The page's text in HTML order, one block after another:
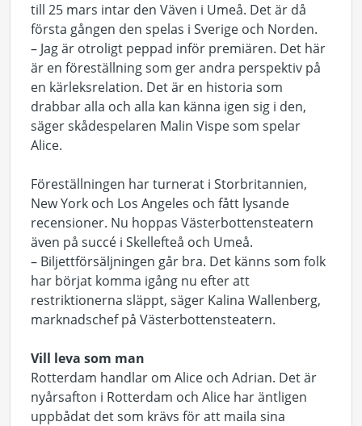
till 25 mars intar den Väven i Umeå. Det är då
första gången den spelas i Sverige och Norden.
– Jag är otroligt peppad inför premiären. Det här
är en föreställning som ger andra perspektiv på
en kärleksrelation. Det är en historia som
drabbar alla och alla kan känna igen sig i den,
säger skådespelaren Malin Vispe som spelar
Alice.
Föreställningen har turnerat i Storbritannien,
New York och Los Angeles och fått lysande
recensioner. Nu hoppas Västerbottensteatern
även på succé i Skellefteå och Umeå.
– Biljettförsäljningen går bra. Det känns som folk
har börjat komma igång nu efter att
restriktionerna släppt, säger Kalina Wallenberg,
marknadschef på Västerbottensteatern.
Vill leva som man
Rotterdam handlar om Alice och Adrian. Det är
nyårsafton i Rotterdam och Alice har äntligen
uppbådat det som krävs för att maila sina